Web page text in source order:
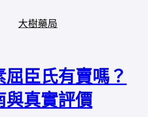
大樹藥局
屈臣氏有賣嗎？
與真實評價